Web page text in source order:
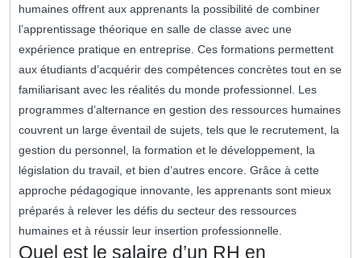
humaines offrent aux apprenants la possibilité de combiner
l’apprentissage théorique en salle de classe avec une
expérience pratique en entreprise. Ces formations permettent
aux étudiants d’acquérir des compétences concrètes tout en se
familiarisant avec les réalités du monde professionnel. Les
programmes d’alternance en gestion des ressources humaines
couvrent un large éventail de sujets, tels que le recrutement, la
gestion du personnel, la formation et le développement, la
législation du travail, et bien d’autres encore. Grâce à cette
approche pédagogique innovante, les apprenants sont mieux
préparés à relever les défis du secteur des ressources
humaines et à réussir leur insertion professionnelle.
Quel est le salaire d’un RH en